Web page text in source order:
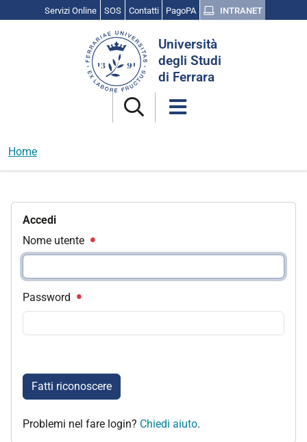
Servizi Online SOS Contatti PagoPA INTRANET
Università
degli Studi
di Ferrara
Home
Accedi
Nome utente
Password
Fatti riconoscere
Problemi nel fare login? Chiedi aiuto.